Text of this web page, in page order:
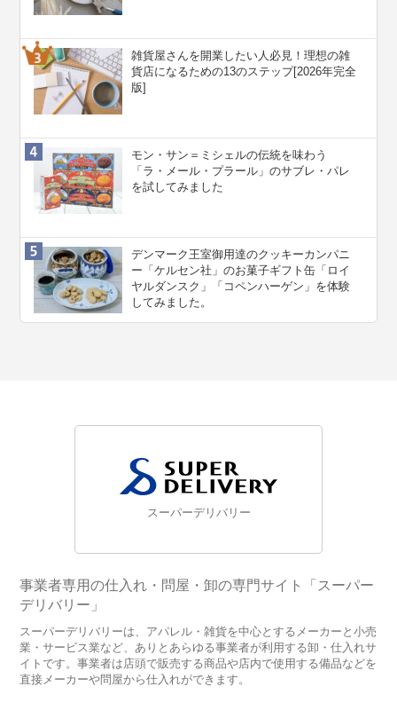
雑貨屋さんを開業したい人必見！理想の雑
貨店になるための13のステップ[2026年完全
版]
モン・サン＝ミシェルの伝統を味わう
「ラ・メール・プラール」のサブレ・パレ
を試してみました
デンマーク王室御用達のクッキーカンパニ
ー「ケルセン社」のお菓子ギフト缶「ロイ
ヤルダンスク」「コペンハーゲン」を体験
してみました。
スーパーデリバリー
事業者専用の仕入れ・問屋・卸の専門サイト「スーパー
デリバリー」
スーパーデリバリーは、アパレル・雑貨を中心とするメーカーと小売
業・サービス業など、ありとあらゆる事業者が利用する卸・仕入れサ
イトです。事業者は店頭で販売する商品や店内で使用する備品などを
直接メーカーや問屋から仕入れができます。